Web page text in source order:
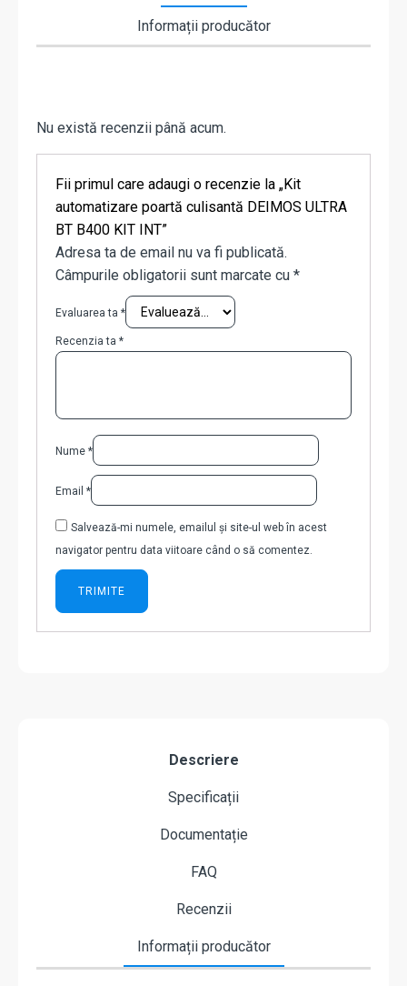
Informații producător
Nu există recenzii până acum.
Fii primul care adaugi o recenzie la „Kit
automatizare poartă culisantă DEIMOS ULTRA
BT B400 KIT INT”
Adresa ta de email nu va fi publicată.
Câmpurile obligatorii sunt marcate cu *
Evaluarea ta *
Recenzia ta *
Nume *
Email *
Salvează-mi numele, emailul și site-ul web în acest
navigator pentru data viitoare când o să comentez.
Descriere
Specificații
Documentație
FAQ
Recenzii
Informații producător